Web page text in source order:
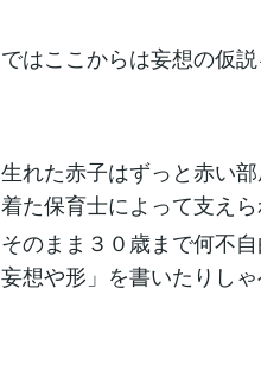
ではここからは妄想の仮説
生れた赤子はずっと赤い
着た保育士によって支えら
そのまま３０歳まで何不
妄想や形」を書いたりし